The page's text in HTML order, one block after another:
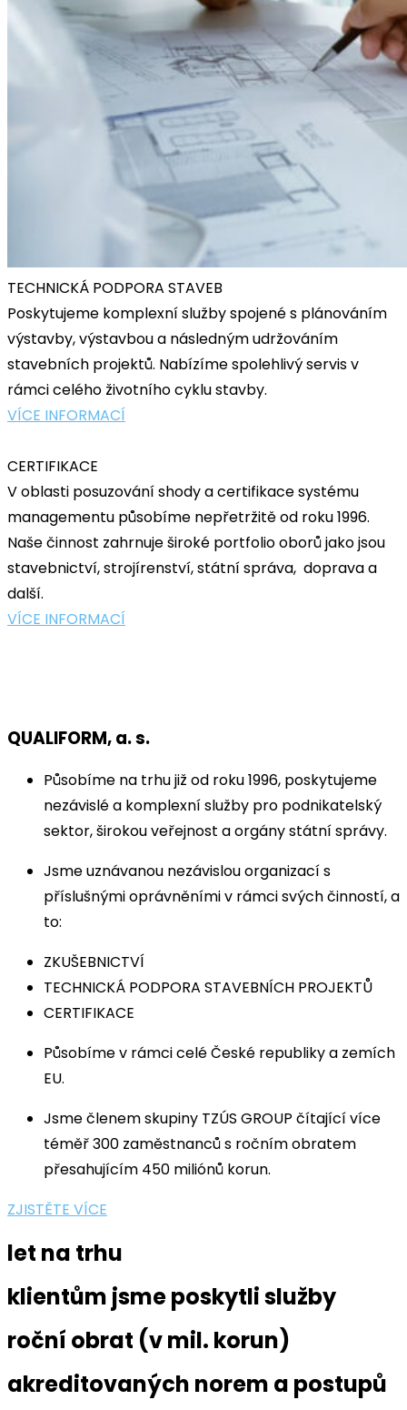
TECHNICKÁ PODPORA STAVEB
Poskytujeme komplexní služby spojené s plánováním
výstavby, výstavbou a následným udržováním
stavebních projektů. Nabízíme spolehlivý servis v
rámci celého životního cyklu stavby.
VÍCE INFORMACÍ
CERTIFIKACE
V oblasti posuzování shody a certifikace systému
managementu působíme nepřetržitě od roku 1996.
Naše činnost zahrnuje široké portfolio oborů jako jsou
stavebnictví, strojírenství, státní správa, doprava a
další.
VÍCE INFORMACÍ
QUALIFORM, a. s.
Působíme na trhu již od roku 1996, poskytujeme
nezávislé a komplexní služby pro podnikatelský
sektor, širokou veřejnost a orgány státní správy.
Jsme uznávanou nezávislou organizací s
příslušnými oprávněními v rámci svých činností, a
to:
ZKUŠEBNICTVÍ
TECHNICKÁ PODPORA STAVEBNÍCH PROJEKTŮ
CERTIFIKACE
Působíme v rámci celé České republiky a zemích
EU.
Jsme členem skupiny TZÚS GROUP čítající více
téměř 300 zaměstnanců s ročním obratem
přesahujícím 450 miliónů korun.
ZJISTĚTE VÍCE
let na trhu
klientům jsme poskytli služby
roční obrat (v mil. korun)
akreditovaných norem a postupů